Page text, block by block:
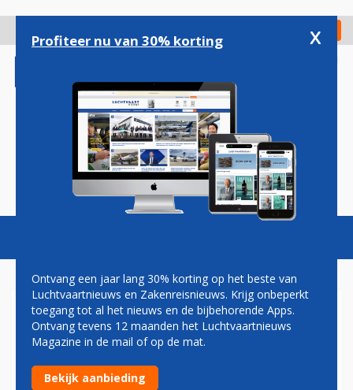
gaan
Check in
Magazine Podcasts Vacatures
GENERAL ELECTRIC LAAT
NIEUWE BOEING 777X-
MOTOR BRULLEN
Profiteer nu van 30% korting x
Ontvang een jaar lang 30% korting op het beste van
Luchtvaartnieuws en Zakenreisnieuws. Krijg onbeperkt
toegang tot al het nieuws en de bijbehorende Apps.
Ontvang tevens 12 maanden het Luchtvaartnieuws
Magazine in de mail of op de mat.
Bekijk aanbieding